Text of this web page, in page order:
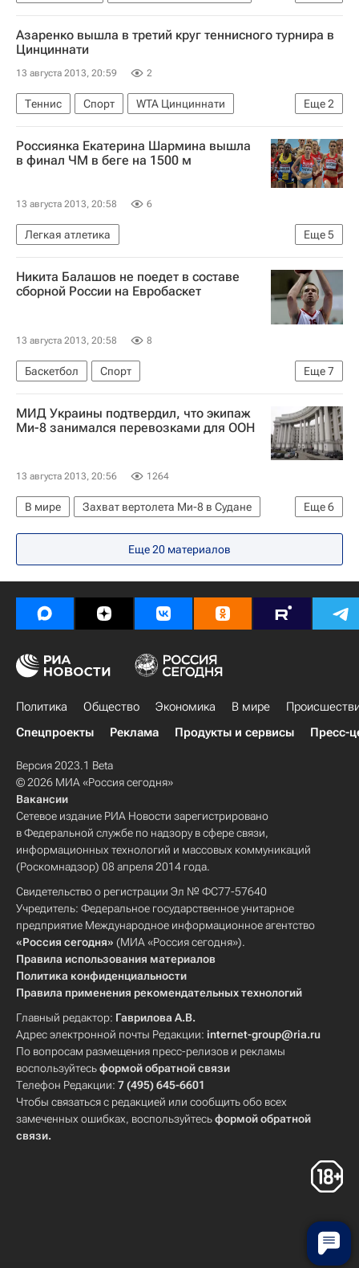
Весь мир
Европа
Сибирский ФО
Россия
Азаренко вышла в третий круг теннисного турнира в
Цинциннати
13 августа 2013, 20:59 2
Еще2
Теннис Спорт
WTA Цинциннати
Ваня Кинг
Виктория Азаренко
Россиянка Екатерина Шармина вышла
в финал ЧМ в беге на 1500 м
13 августа 2013, 20:58 6
Еще5
Легкая атлетика
Новости - Чемпионат мира по легкой атлетике
Чемпионат мира по легкой атлетике в Москве
Сборная России по лёгкой атлетике
Екатерина Шармина
Никита Балашов не поедет в составе
сборной России на Евробаскет
13 августа 2013, 20:58 8
Еще7
Баскетбол
Спорт
Мультимедийный спортивный пакет
Российская федерация баскетбола (РФБ)
Чемпионат Европы по баскетболу (Евробаскет)
Россия
Никита Балашов
МИД Украины подтвердил, что экипаж
Ми-8 занимался перевозками для ООН
13 августа 2013, 20:56 1264
Еще6
В мире
Захват вертолета Ми-8 в Судане
Судан
Африка Весь мир
МИД Украины
Министерство обороны Украины
Ми-8
Еще 20 материалов
Политика Общество Экономика В мире
Спецпроекты
Реклама Продукты и сервисы Пресс-
Версия 2023.1 Beta
© 2026 МИА «Россия сегодня»
Вакансии
Сетевое издание РИА Новости зарегистрировано
в Федеральной службе по надзору в сфере связи,
информационных технологий и массовых коммуникаций
(Роскомнадзор) 08 апреля 2014 года.
Свидетельство о регистрации Эл № ФС77-57640
Учредитель: Федеральное государственное унитарное
предприятие Международное информационное агентство
«Россия сегодня» (МИА «Россия сегодня»).
Правила использования материалов
Политика конфиденциальности
Правила применения рекомендательных технологий
Главный редактор: Гаврилова А.В.
Адрес электронной почты Редакции: internet-group@ria.ru
По вопросам размещения пресс-релизов и рекламы
воспользуйтесьформой обратной связи
Телефон Редакции: 7 (495) 645-6601
Чтобы связаться с редакцией или сообщить обо всех
замеченных ошибках, воспользуйтесьформой обратной
связи.